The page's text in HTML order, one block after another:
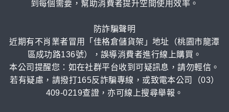
到每個需要，幫助消費者提升空間使用效率。
防詐騙聲明
近期有不肖業者冒用「佳格倉儲貨架」地址（桃園市龍潭
區成功路136號），誤導消費者進行線上購買。
本公司提醒您：如在社群平台收到可疑訊息，請勿輕信。
若有疑慮，請撥打165反詐騙專線，或致電本公司（03）
409-0219查證，亦可線上搜尋舉報。